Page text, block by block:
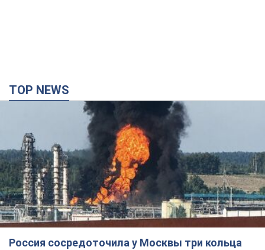
TOP NEWS
Россия сосредоточила у Москвы три кольца